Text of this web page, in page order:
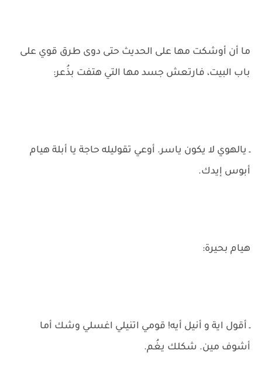
ما أن أوشكت مها على الحديث حتى دوى طرق قوي على
باب البيت، فارتعش جسد مها التي هتفت بذُعر:
ـ يالهوي لا يكون ياسر. أوعي تقوليله حاجة يا أبلة هيام
أبوس إيدك.
هيام بحيرة:
ـ أقول اية و أنيل أيه! قومي اتنيلي اغسلي وشك أما
أشوف مين. شكلك يغُم.